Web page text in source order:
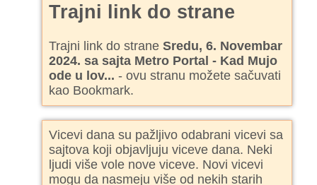
Trajni link do strane
Trajni link do straneSredu, 6. Novembar
2024. sa sajta Metro Portal - Kad Mujo
ode u lov... - ovu stranu možete sačuvati
kao Bookmark.
Vicevi dana su pažljivo odabrani vicevi sa
sajtova koji objavljuju viceve dana. Neki
ljudi više vole nove viceve. Novi vicevi
mogu da nasmeju više od nekih starih